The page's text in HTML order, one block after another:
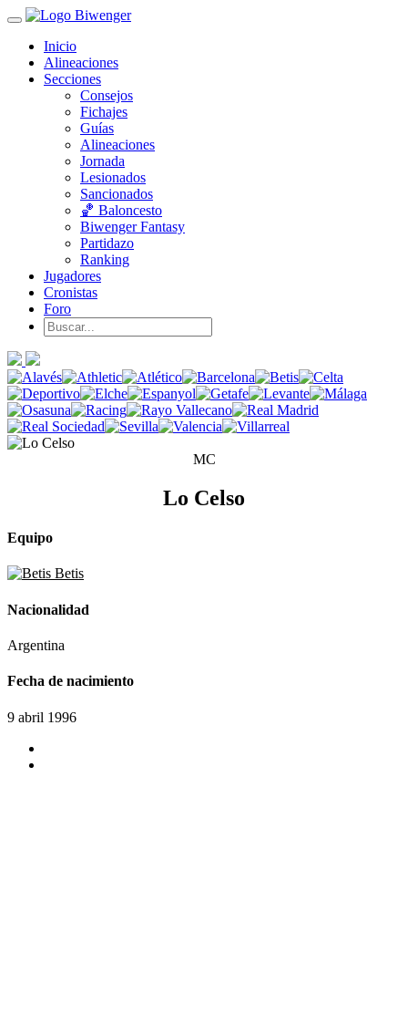
Inicio
Alineaciones
Secciones
Consejos
Fichajes
Guías
Alineaciones
Jornada
Lesionados
Sancionados
🏀 Baloncesto
Biwenger Fantasy
Partidazo
Ranking
Jugadores
Cronistas
Foro
MC
Lo Celso
Equipo
Betis
Nacionalidad
Argentina
Fecha de nacimiento
9 abril 1996